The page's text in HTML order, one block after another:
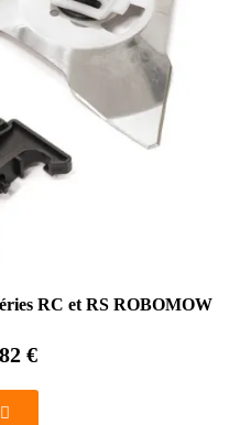
RC et RS ROBOMOW
€